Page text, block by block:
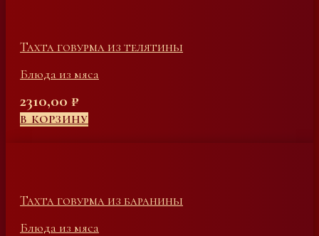
Тахта говурма из телятины
Блюда из мяса
2310,00 ₽
В КОРЗИНУ
Тахта говурма из баранины
Блюда из мяса